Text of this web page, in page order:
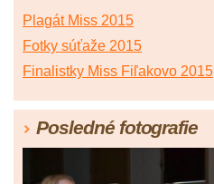
Plagát Miss 2015
Fotky súťaže 2015
Finalistky Miss Fiľakovo 2015
Posledné fotografie